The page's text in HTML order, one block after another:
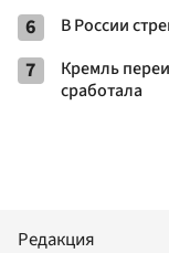
6 В России
7
Кремль
сработала
Редакция